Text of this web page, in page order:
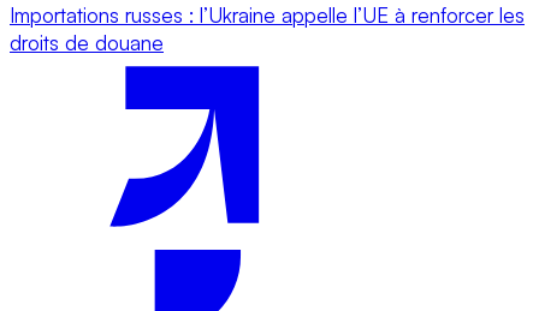
Importations russes : l’Ukraine appelle l’UE à renforcer les
droits de douane